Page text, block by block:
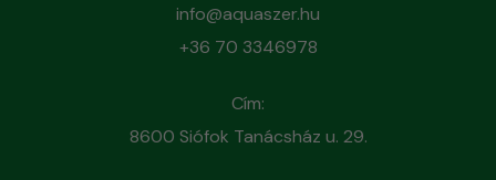
info@aquaszer.hu
+36 70 3346978
Cím:
8600 Siófok Tanácsház u. 29.